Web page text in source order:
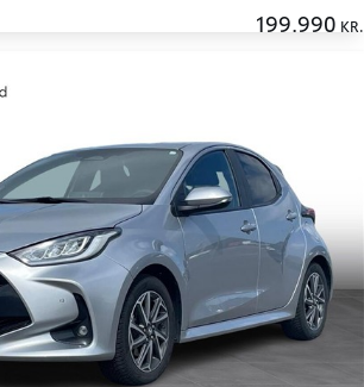
199.990 KR.